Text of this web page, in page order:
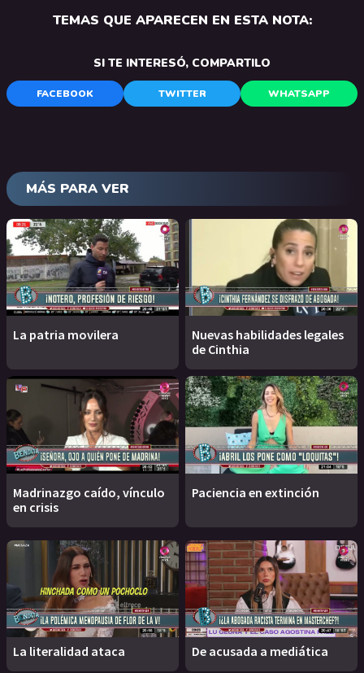
TEMAS QUE APARECEN EN ESTA NOTA:
SI TE INTERESÓ, COMPARTILO
FACEBOOK TWITTER WHATSAPP
MÁS PARA VER
La patria movilera
Nuevas habilidades legales
de Cinthia
Madrinazgo caído, vínculo
en crisis
Paciencia en extinción
La literalidad ataca De acusada a mediática